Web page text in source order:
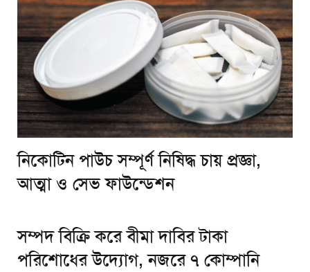
নিকোটিন পাউচ সম্পূর্ণ নিষিদ্ধ চায় প্রজ্ঞা,
আত্মা ও সেভ ফাউন্ডেশন
সম্পদ বিক্রি করে বীমা দাবির টাকা
পরিশোধের উদ্যোগ, নজরে ৭ কোম্পানি